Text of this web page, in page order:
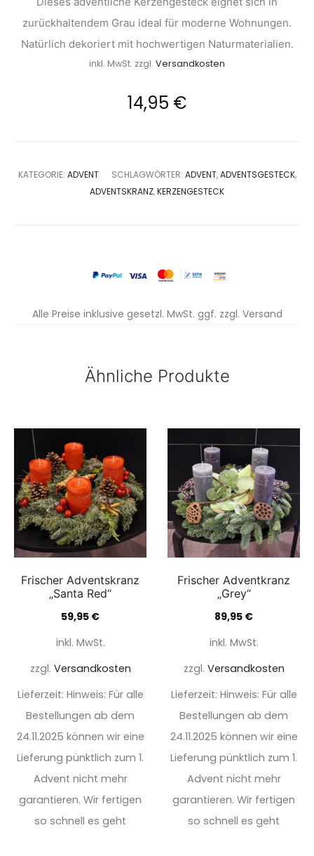
zurückhaltendem Grau ideal für moderne Wohnungen.
Natürlich dekoriert mit hochwertigen Naturmaterialien.
inkl. MwSt. zzgl. Versandkosten
14,95 €
KATEGORIE: ADVENT SCHLAGWÖRTER: ADVENT,ADVENTSGESTECK,
ADVENTSKRANZ,KERZENGESTECK
Alle Preise inklusive gesetzl. MwSt. ggf. zzgl. Versand
Ähnliche Produkte
Frischer Adventskranz
„Santa Red“
59,95 €
inkl. MwSt.
zzgl. Versandkosten
Lieferzeit: Hinweis: Für alle
Bestellungen ab dem
24.11.2025 können wir eine
Lieferung pünktlich zum 1.
Advent nicht mehr
garantieren. Wir fertigen
so schnell es geht
Frischer Adventkranz
„Grey“
89,95 €
inkl. MwSt.
zzgl. Versandkosten
Lieferzeit: Hinweis: Für alle
Bestellungen ab dem
24.11.2025 können wir eine
Lieferung pünktlich zum 1.
Advent nicht mehr
garantieren. Wir fertigen
so schnell es geht